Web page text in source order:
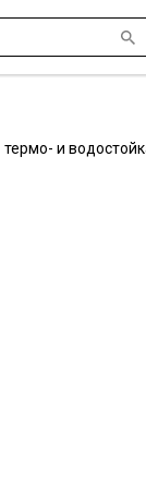
термо- и